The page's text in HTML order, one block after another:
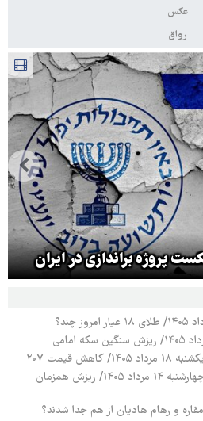
عکس
رواق
پروژه براندازی در ایران
قیمت ۲۰۷
قیمت محصولات ایران خودرو چهارشنبه ۱۴ مرداد ۱۴۰۵/ ریزش همزمان
و رهام هادیان از هم جدا شدند؟